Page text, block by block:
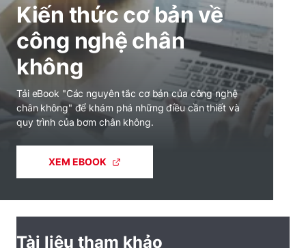
Kiến thức cơ bản về
công nghệ chân
không
Tải eBook "Các nguyên tắc cơ bản của công nghệ
chân không" để khám phá những điều cần thiết và
quy trình của bơm chân không.
XEM EBOOK
Tài liệu tham khảo